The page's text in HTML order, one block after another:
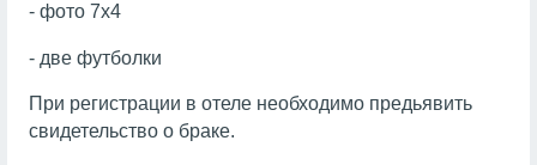
- фото 7х4
- две футболки
При регистрации в отеле необходимо предьявить
свидетельство о браке.